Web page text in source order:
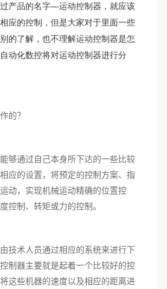
产品的名字—运动控制器，就应该
应的控制，但是大家对于里面一些
的了解，也不理解运动控制器是怎
动化数控将对运动控制器进行分
的？
够通过自己本身所下达的一些比较
应的设置，将预定的控制方案、指
动，实现机械运动精确的位置控
控制、转矩或力的控制。
技术人员通过相应的系统来进行下
制器主要就是起着一个比较好的控
这些机器的速度以及相应的距离进